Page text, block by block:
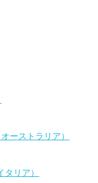
ーストラリア）
リア）